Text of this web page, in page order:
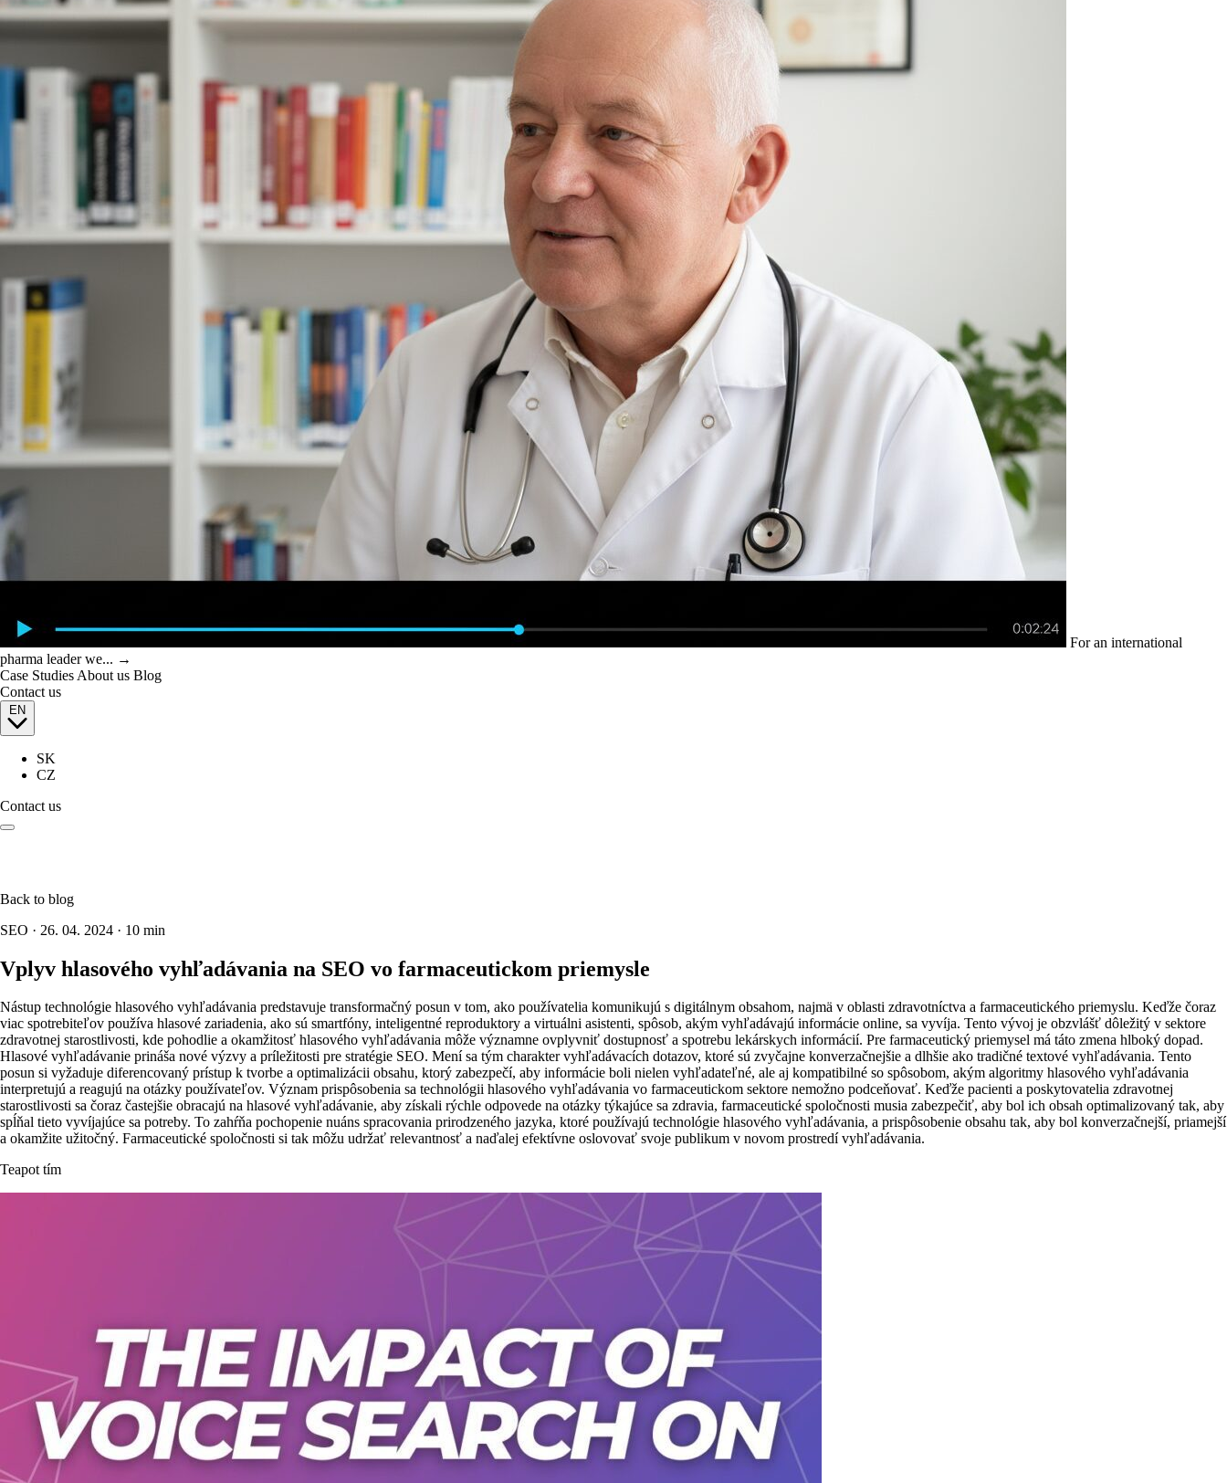
For an international
pharma leader we... →
Case Studies About us Blog
Contact us
EN
SK
CZ
Contact us
Back to blog
SEO · 26. 04. 2024 · 10 min
Vplyv hlasového vyhľadávania na SEO vo farmaceutickom priemysle
Nástup technológie hlasového vyhľadávania predstavuje transformačný posun v tom, ako používatelia komunikujú s digitálnym obsahom, najmä v oblasti zdravotníctva a farmaceutického priemyslu. Keďže čoraz
viac spotrebiteľov používa hlasové zariadenia, ako sú smartfóny, inteligentné reproduktory a virtuálni asistenti, spôsob, akým vyhľadávajú informácie online, sa vyvíja. Tento vývoj je obzvlášť dôležitý v sektore
zdravotnej starostlivosti, kde pohodlie a okamžitosť hlasového vyhľadávania môže významne ovplyvniť dostupnosť a spotrebu lekárskych informácií. Pre farmaceutický priemysel má táto zmena hlboký dopad.
Hlasové vyhľadávanie prináša nové výzvy a príležitosti pre stratégie SEO. Mení sa tým charakter vyhľadávacích dotazov, ktoré sú zvyčajne konverzačnejšie a dlhšie ako tradičné textové vyhľadávania. Tento
posun si vyžaduje diferencovaný prístup k tvorbe a optimalizácii obsahu, ktorý zabezpečí, aby informácie boli nielen vyhľadateľné, ale aj kompatibilné so spôsobom, akým algoritmy hlasového vyhľadávania
interpretujú a reagujú na otázky používateľov. Význam prispôsobenia sa technológii hlasového vyhľadávania vo farmaceutickom sektore nemožno podceňovať. Keďže pacienti a poskytovatelia zdravotnej
starostlivosti sa čoraz častejšie obracajú na hlasové vyhľadávanie, aby získali rýchle odpovede na otázky týkajúce sa zdravia, farmaceutické spoločnosti musia zabezpečiť, aby bol ich obsah optimalizovaný tak, aby
spĺňal tieto vyvíjajúce sa potreby. To zahŕňa pochopenie nuáns spracovania prirodzeného jazyka, ktoré používajú technológie hlasového vyhľadávania, a prispôsobenie obsahu tak, aby bol konverzačnejší, priamejší
a okamžite užitočný. Farmaceutické spoločnosti si tak môžu udržať relevantnosť a naďalej efektívne oslovovať svoje publikum v novom prostredí vyhľadávania.
Teapot tím